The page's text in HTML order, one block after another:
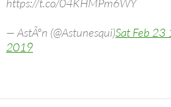
https://t.co/04KHMPm6WY
— AstÃºn (@Astunesqui)Sat Feb
2019